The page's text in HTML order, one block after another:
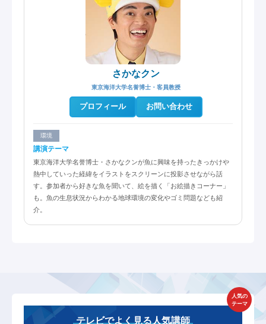
さかなクン
東京海洋大学名誉博士・客員教授
プロフィール お問い合わせ
環境
講演テーマ
東京海洋大学名誉博士・さかなクンが魚に興味を持ったきっかけや
熱中していった経緯をイラストをスクリーンに投影させながら話
す。参加者から好きな魚を聞いて、絵を描く「お絵描きコーナー」
も。魚の生息状況からわかる地球環境の変化やゴミ問題なども紹
介。
人気の
テーマ
テレビでよく見る人気講師